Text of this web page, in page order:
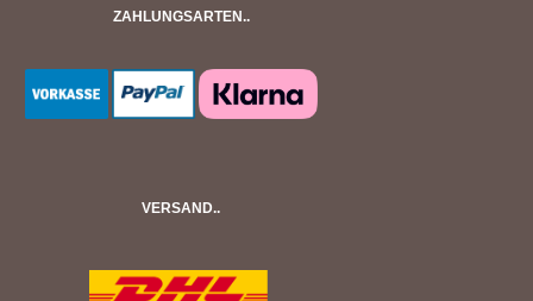
ZAHLUNGSARTEN..
VERSAND..